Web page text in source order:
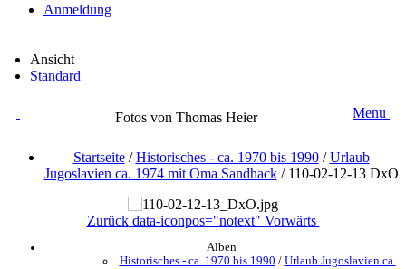
Anmeldung
Ansicht
Standard
Fotos von Thomas Heier Menu
Startseite/Historisches - ca. 1970 bis 1990/Urlaub
Jugoslavien ca. 1974 mit Oma Sandhack/ 110-02-12-13 DxO
Zurück data-iconpos="notext" Vorwärts
Alben
Historisches - ca. 1970 bis 1990 / Urlaub Jugoslavien ca.